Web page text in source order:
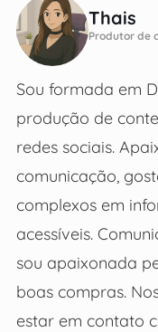
Thais
Produtor de
Sou formada em
produção de
redes sociais.
comunicação,
complexos em
acessíveis.
sou apaixonada
boas compras.
estar em contato